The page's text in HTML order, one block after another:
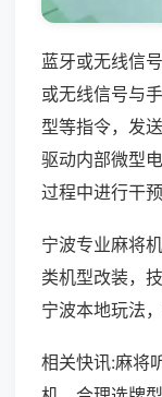
蓝牙或无线信
或无线信号与
型等指令，发
驱动内部微型
过程中进行干
宁波专业麻将
类机型改装，
宁波本地玩法
相关快讯:麻将